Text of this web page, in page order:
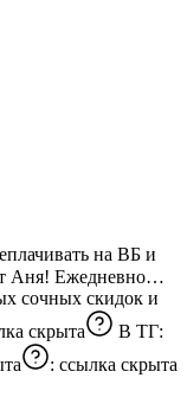
Аня! Ежедневно
сочных скидок и
скрыта
В ТГ:
: ссылка скрыта